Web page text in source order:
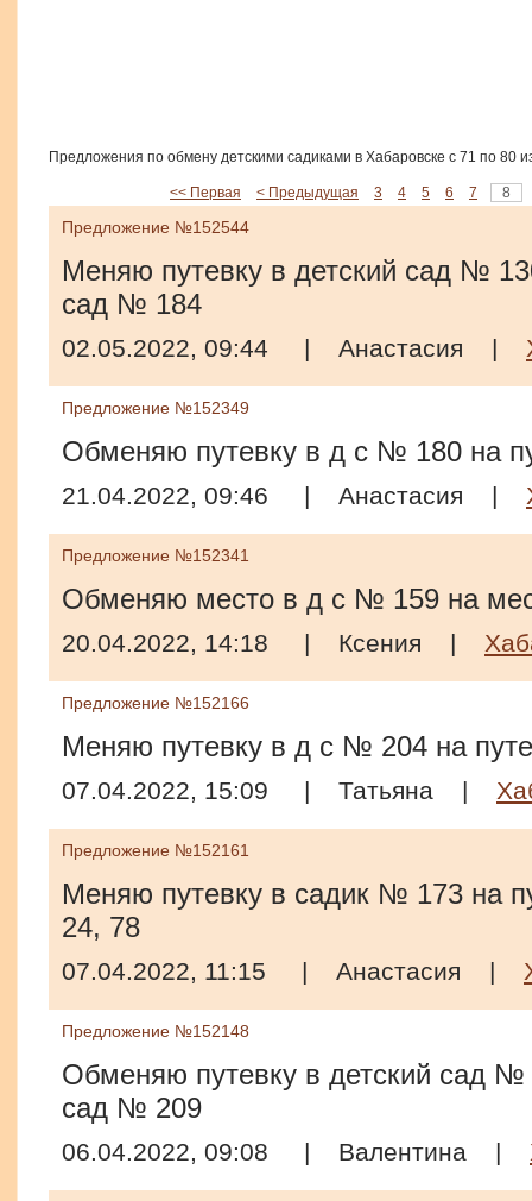
Предложения по обмену детскими садиками в Хабаровске с 71 по 80
<< Первая < Предыдущая 3 4 5 6 7 8
Предложение №152544
Меняю путевку в детский сад №
сад № 184
02.05.2022, 09:44 | Анастасия |
Предложение №152349
Обменяю путевку в д с № 180 на
21.04.2022, 09:46 | Анастасия |
Предложение №152341
Обменяю место в д с № 159 на
20.04.2022, 14:18 | Ксения |
Предложение №152166
Меняю путевку в д с № 204 на
07.04.2022, 15:09 | Татьяна |
Предложение №152161
Меняю путевку в садик № 173 на
24, 78
07.04.2022, 11:15 | Анастасия |
Предложение №152148
Обменяю путевку в детский сад №
сад № 209
06.04.2022, 09:08 | Валентина |